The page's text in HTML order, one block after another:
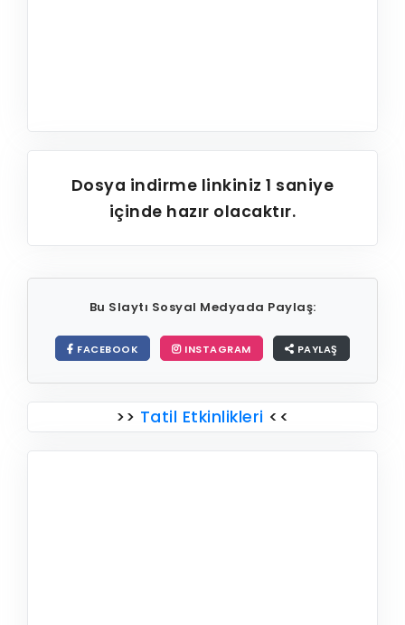
Dosya indirme linkiniz1 saniye
içinde hazır olacaktır.
Bu Slaytı Sosyal Medyada Paylaş:
FACEBOOK INSTAGRAM PAYLAŞ
>> Tatil Etkinlikleri <<